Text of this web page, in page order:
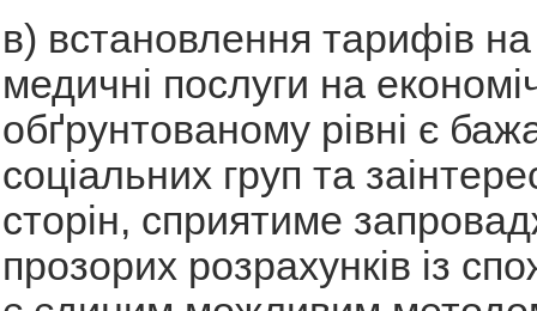
в) встановлення тарифів на
медичні послуги на
обґрунтованому рівні є
соціальних груп та
сторін, сприятиме
прозорих розрахунків із